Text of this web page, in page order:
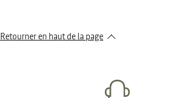
Retourner en haut de la page